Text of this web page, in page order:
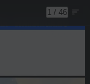
1 / 46